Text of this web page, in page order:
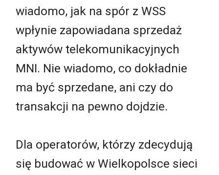
wiadomo, jak na spór z WSS
wpłynie zapowiadana sprzedaż
aktywów telekomunikacyjnych
MNI. Nie wiadomo, co dokładnie
ma być sprzedane, ani czy do
transakcji na pewno dojdzie.
Dla operatorów, którzy zdecydują
się budować w Wielkopolsce sieci